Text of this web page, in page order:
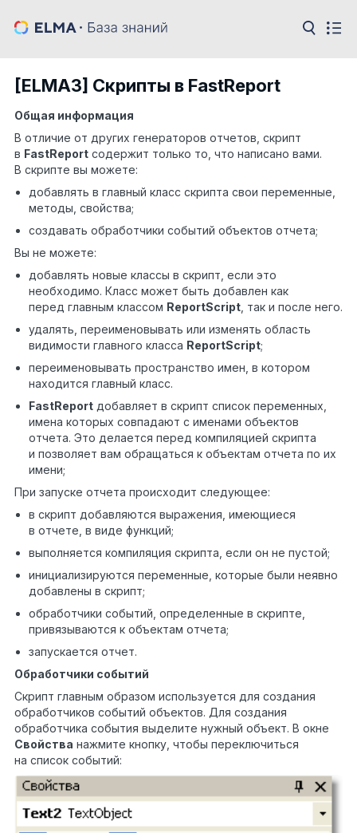
[ELMA3] Скрипты в FastReport
Общая информация
В отличие от других генераторов отчетов, скрипт
в FastReport содержит только то, что написано вами.
В скрипте вы можете:
добавлять в главный класс скрипта свои переменные,
методы, свойства;
создавать обработчики событий объектов отчета;
Вы не можете:
добавлять новые классы в скрипт, если это
необходимо. Класс может быть добавлен как
перед главным классом ReportScript , так и после него.
удалять, переименовывать или изменять область
видимости главного класса ReportScript;
переименовывать пространство имен, в котором
находится главный класс.
FastReport добавляет в скрипт список переменных,
имена которых совпадают с именами объектов
отчета. Это делается перед компиляцией скрипта
и позволяет вам обращаться к объектам отчета по их
имени;
При запуске отчета происходит следующее:
в скрипт добавляются выражения, имеющиеся
в отчете, в виде функций;
выполняется компиляция скрипта, если он не пустой;
инициализируются переменные, которые были неявно
добавлены в скрипт;
обработчики событий, определенные в скрипте,
привязываются к объектам отчета;
запускается отчет.
Обработчики событий
Скрипт главным образом используется для создания
обработчиков событий объектов. Для создания
обработчика события выделите нужный объект. В окне
Свойства нажмите кнопку, чтобы переключиться
на список событий: